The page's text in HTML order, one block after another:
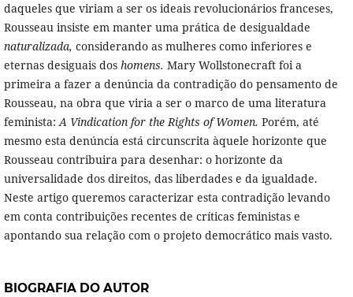
daqueles que viriam a ser os ideais revolucionários franceses,
Rousseau insiste em manter uma prática de desigualdade
naturalizada, considerando as mulheres como inferiores e
eternas desiguais dos homens. Mary Wollstonecraft foi a
primeira a fazer a denúncia da contradição do pensamento de
Rousseau, na obra que viria a ser o marco de uma literatura
feminista:A Vindication for the Rights of Women. Porém, até
mesmo esta denúncia está circunscrita àquele horizonte que
Rousseau contribuira para desenhar: o horizonte da
universalidade dos direitos, das liberdades e da igualdade.
Neste artigo queremos caracterizar esta contradição levando
em conta contribuições recentes de críticas feministas e
apontando sua relação com o projeto democrático mais vasto.
BIOGRAFIA DO AUTOR